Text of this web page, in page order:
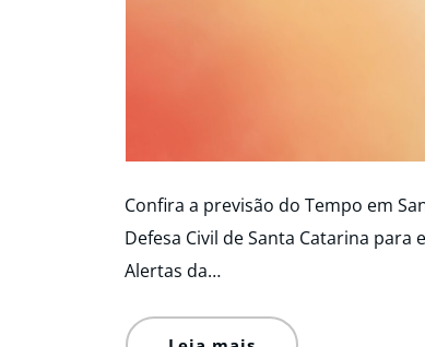
Confira a previsão do Tempo em
Defesa Civil de Santa Catarina
Alertas da…